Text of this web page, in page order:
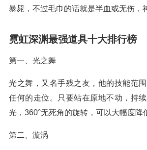
暴毙，不过毛巾的话就是半血或无伤，
霓虹深渊最强道具十大排行榜
第一、光之舞
光之舞，又名手残之友，他的技能范
任何的走位。只要站在原地不动，持
光，360°无死角的旋转，可以大幅度降
第二、漩涡